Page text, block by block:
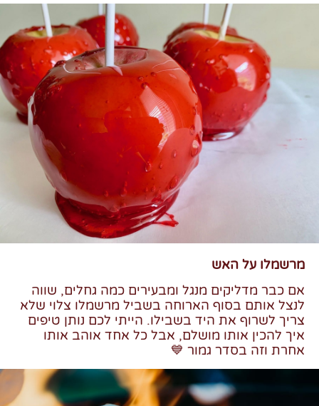
מרשמלו על האש
אם כבר מדליקים מנגל ומבעירים כמה גחלים, שווה
לנצל אותם בסוף הארוחה בשביל מרשמלו צלוי שלא
צריך לשרוף את היד בשבילו. הייתי לכם נותן טיפים
איך להכין אותו מושלם, אבל כל אחד אוהב אותו
אחרת וזה בסדר גמור 💙